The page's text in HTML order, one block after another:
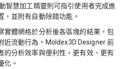
智慧加工精靈則可指引使用者完成進
並附有自動除錯功能。
實體網格於分析後各區塊的結果，包
近流動行為。Moldex3D Designer 前
的分析效率與便利性，更有效、更有
化。